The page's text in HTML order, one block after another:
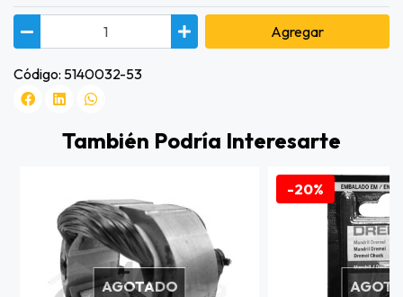
Agregar
Código: 5140032-53
También Podría Interesarte
AGOTADO
-20%